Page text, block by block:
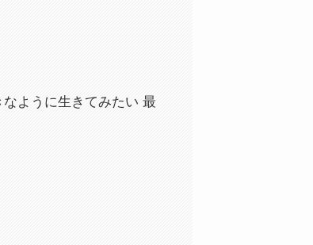
ように生きてみたい 最